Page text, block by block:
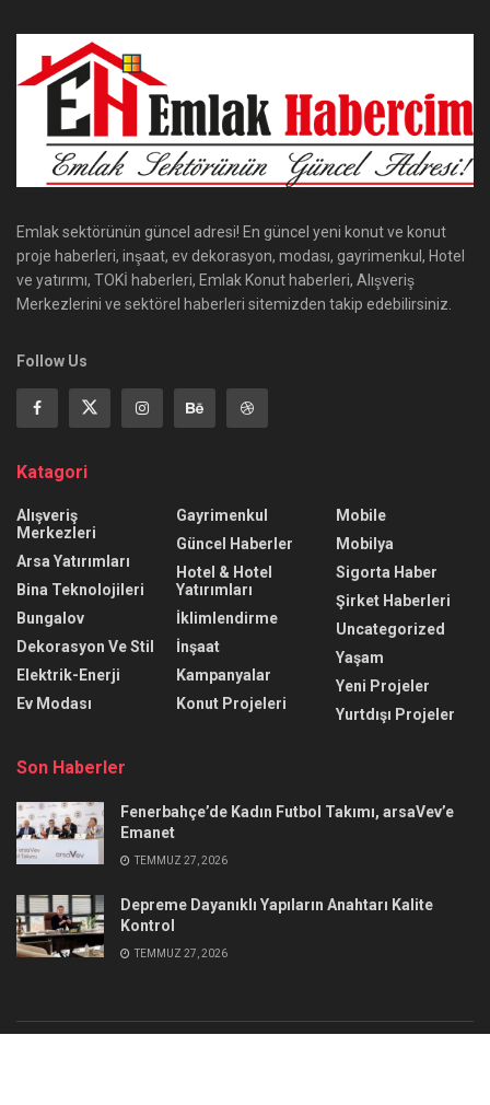
Emlak sektörünün güncel adresi! En güncel yeni konut ve konut
proje haberleri, inşaat, ev dekorasyon, modası, gayrimenkul, Hotel
ve yatırımı, TOKİ haberleri, Emlak Konut haberleri, Alışveriş
Merkezlerini ve sektörel haberleri sitemizden takip edebilirsiniz.
Follow Us
Katagori
Alışveriş
Merkezleri
Arsa Yatırımları
Bina Teknolojileri
Bungalov
Dekorasyon Ve Stil
Elektrik-Enerji
Ev Modası
Gayrimenkul
Güncel Haberler
Hotel & Hotel
Yatırımları
İklimlendirme
İnşaat
Kampanyalar
Konut Projeleri
Mobile
Mobilya
Sigorta Haber
Şirket Haberleri
Uncategorized
Yaşam
Yeni Projeler
Yurtdışı Projeler
Son Haberler
Fenerbahçe’de Kadın Futbol Takımı, arsaVev’e
Emanet
TEMMUZ 27, 2026
Depreme Dayanıklı Yapıların Anahtarı Kalite
Kontrol
TEMMUZ 27, 2026